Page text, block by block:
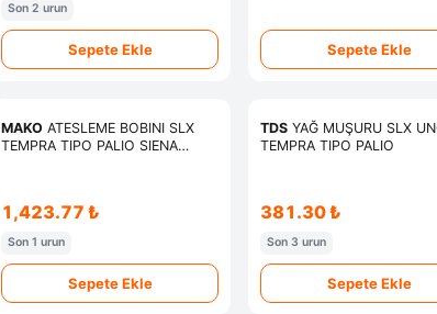
Son 2 urun
Sepete Ekle Sepete Ekle
MAKO ATESLEME BOBINI SLX
TEMPRA TIPO PALIO SIENA
1,423.77 ₺
Son 1 urun
Sepete Ekle
TDS YAĞ MUŞURU SLX UNO
TEMPRA TIPO PALIO
381.30 ₺
Son 3 urun
Sepete Ekle